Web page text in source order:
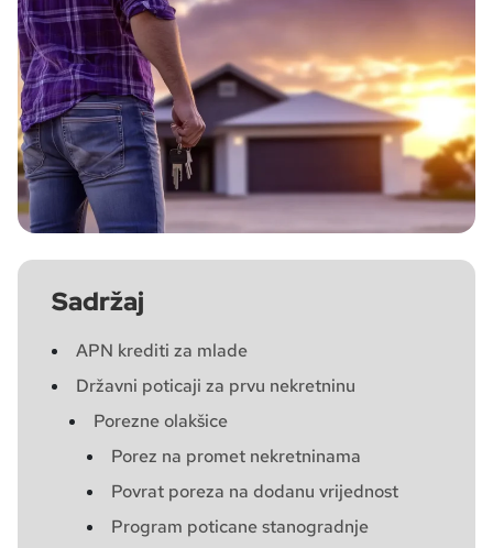
Sadržaj
APN krediti za mlade
Državni poticaji za prvu nekretninu
Porezne olakšice
Porez na promet nekretninama
Povrat poreza na dodanu vrijednost
Program poticane stanogradnje